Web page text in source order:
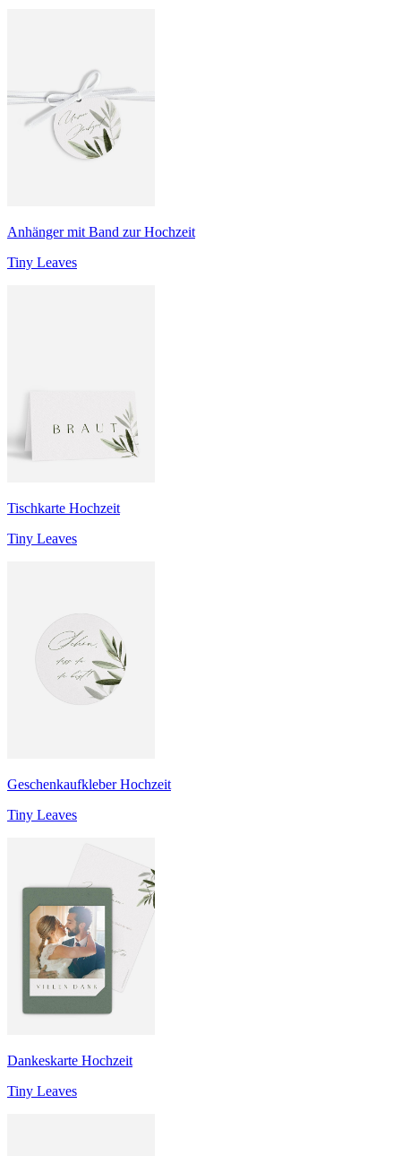
Anhänger mit Band zur Hochzeit
Tiny Leaves
Tischkarte Hochzeit
Tiny Leaves
Geschenkaufkleber Hochzeit
Tiny Leaves
Dankeskarte Hochzeit
Tiny Leaves